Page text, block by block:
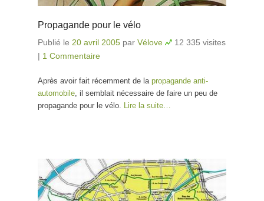
Propagande pour le vélo
Publié le 20 avril 2005 par Vélove
12 335 visites
| 1 Commentaire
Après avoir fait récemment de la propagande anti-
automobile, il semblait nécessaire de faire un peu de
propagande pour le vélo. Lire la suite…